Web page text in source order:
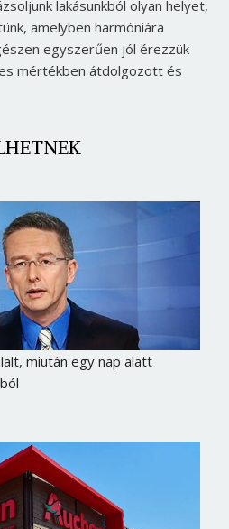
lakásunkból olyan helyet,
amelyben harmóniára
egyszerűen jól érezzük
mértékben átdolgozott és
miután egy nap alatt